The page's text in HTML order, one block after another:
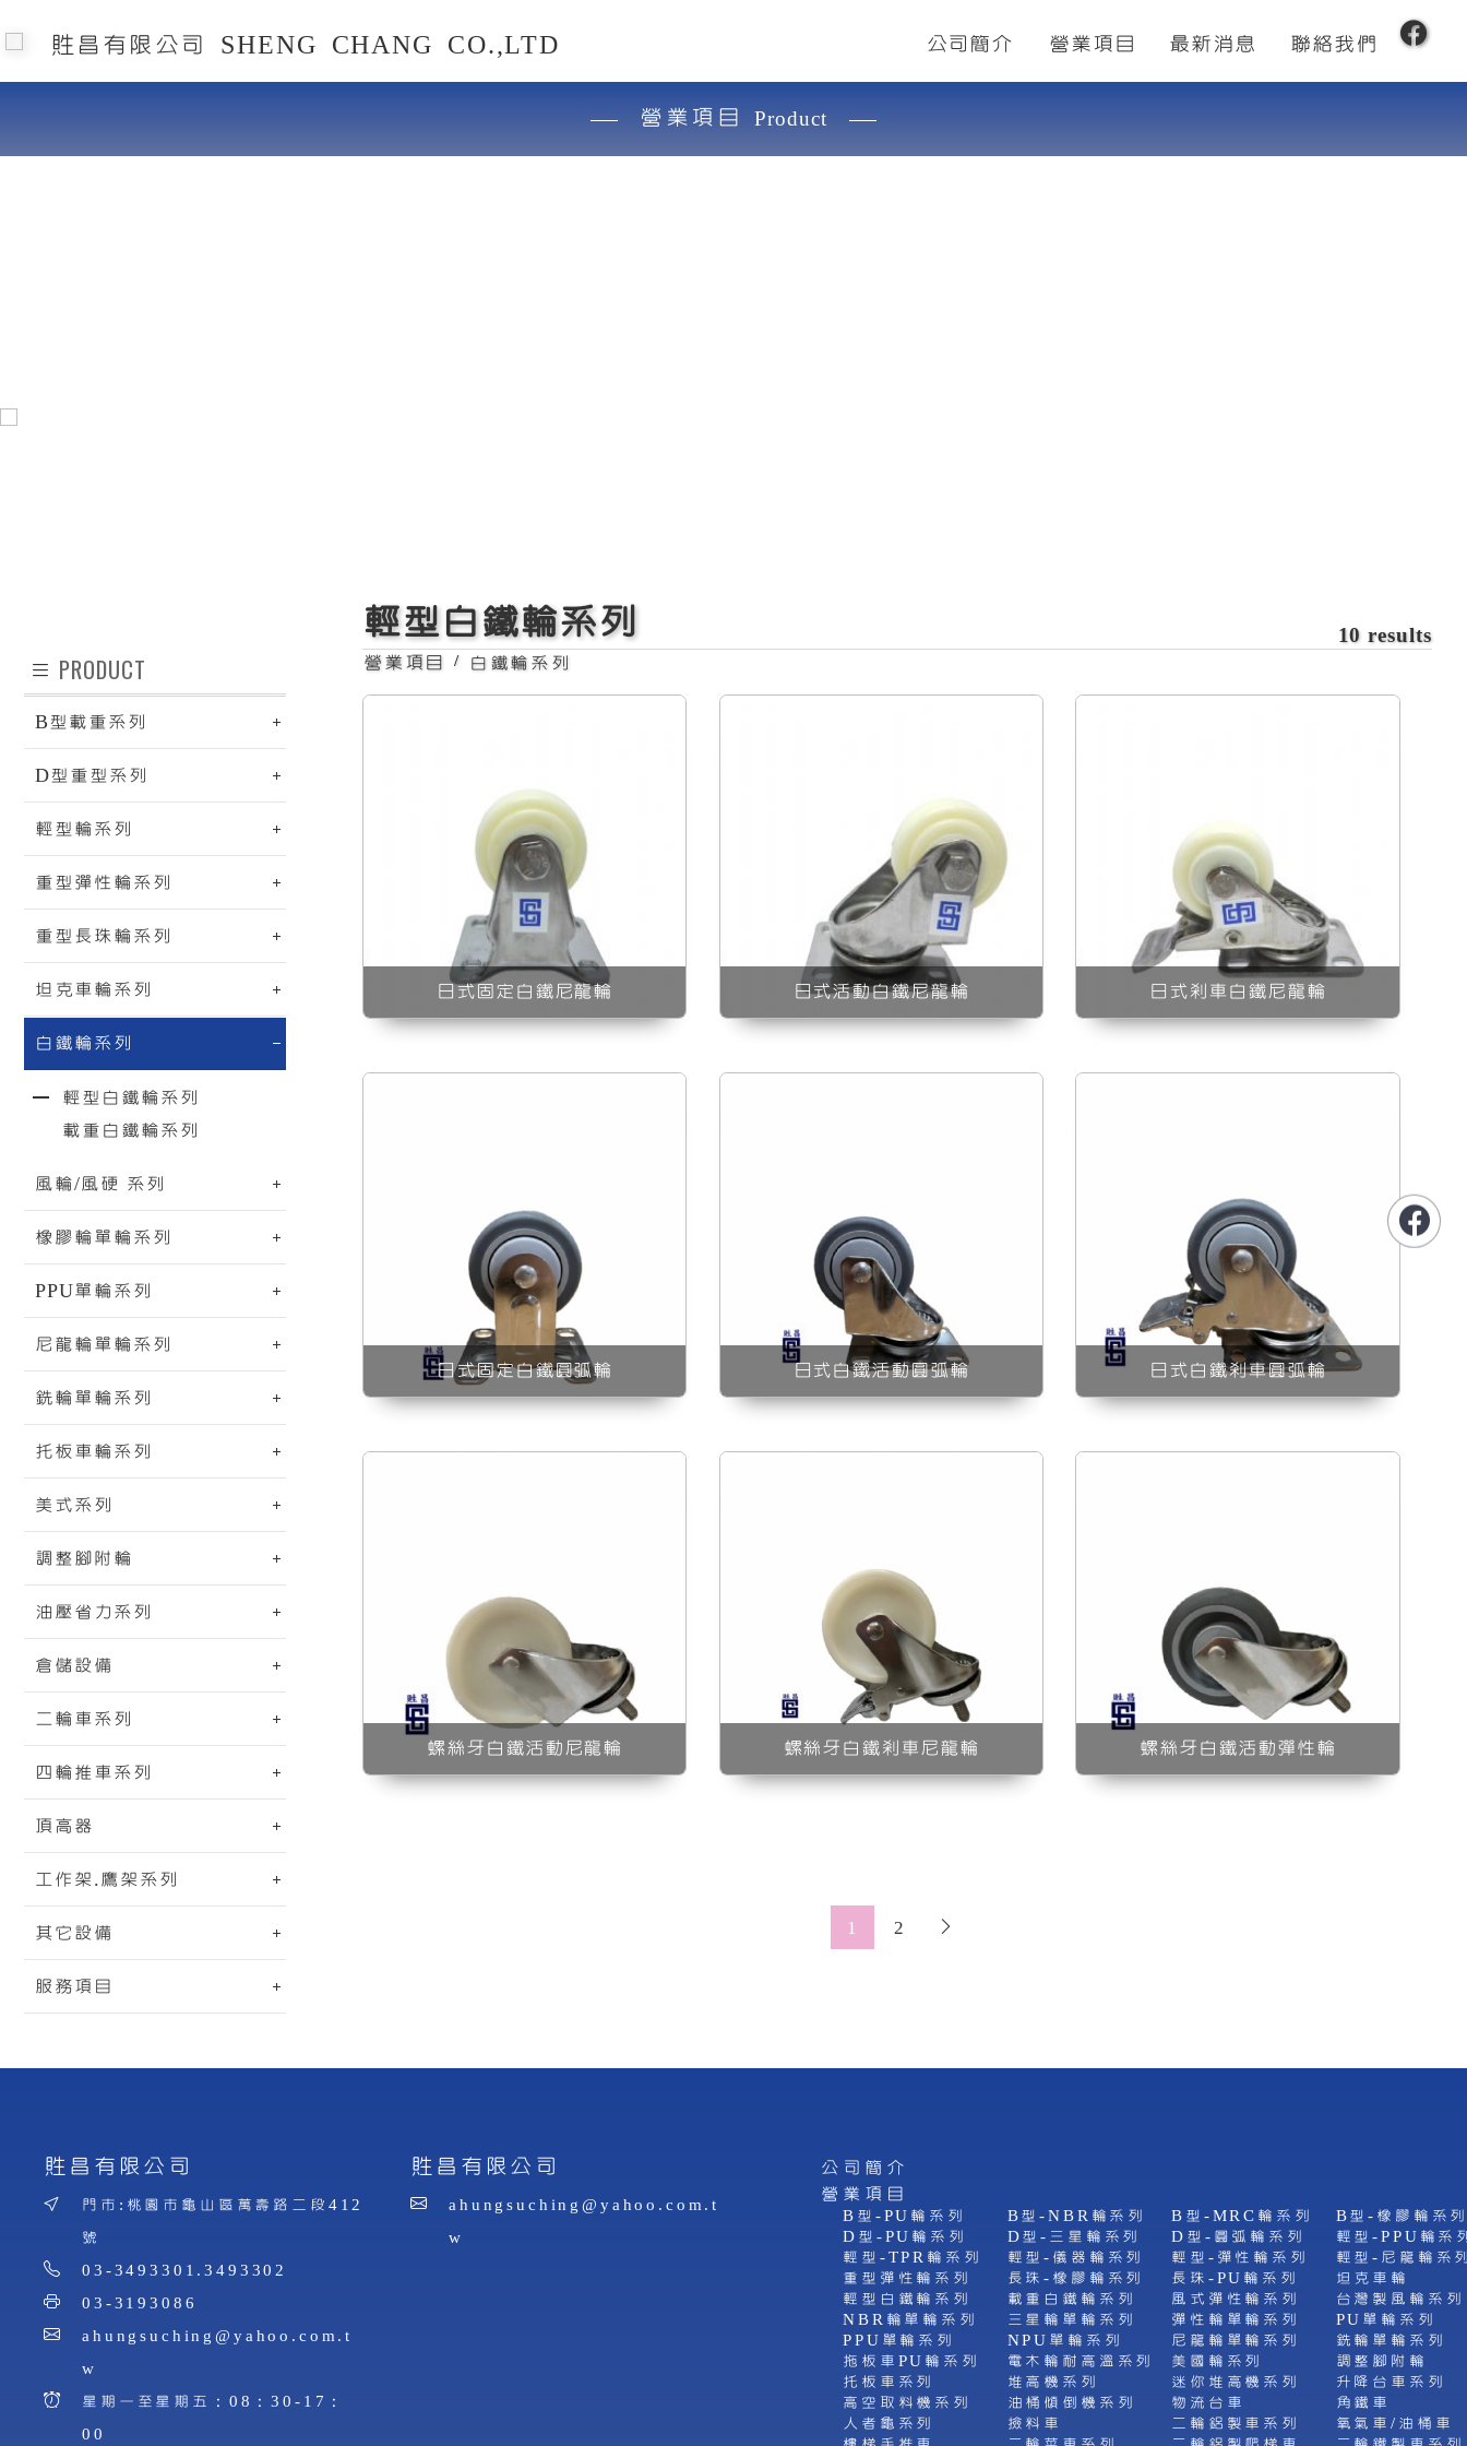
貹昌有限公司 SHENG CHANG CO.,LTD 公司簡介 營業項目 最新消息 聯絡我們
營業項目 Product
PRODUCT
B型載重系列
D型重型系列
輕型輪系列
重型彈性輪系列
重型長珠輪系列
坦克車輪系列
白鐵輪系列
輕型白鐵輪系列
載重白鐵輪系列
風輪/風硬 系列
橡膠輪單輪系列
PPU單輪系列
尼龍輪單輪系列
銑輪單輪系列
托板車輪系列
美式系列
調整腳附輪
油壓省力系列
倉儲設備
二輪車系列
四輪推車系列
頂高器
工作架.鷹架系列
其它設備
服務項目
輕型白鐵輪系列
10 results
營業項目
/ 白鐵輪系列
日式固定白鐵尼龍輪 日式活動白鐵尼龍輪 日式剎車白鐵尼龍輪
日式固定白鐵圓弧輪
日式固定白鐵圓弧輪
日式白鐵活動圓弧輪
日式白鐵活動圓弧輪
日式白鐵剎車圓弧輪
日式白鐵剎車圓弧輪
螺絲牙白鐵活動尼龍輪
螺絲牙白鐵活動尼龍輪
螺絲牙白鐵剎車尼龍輪
螺絲牙白鐵剎車尼龍輪
螺絲牙白鐵活動彈性輪
螺絲牙白鐵活動彈性輪
1 2
貹昌有限公司
門市:桃園市龜山區萬壽路二段412
號
03-3493301.3493302
03-3193086
ahungsuching@yahoo.com.t
w
星期一至星期五：08：30-17：
00
貹昌有限公司
ahungsuching@yahoo.com.t
w
公司簡介
營業項目
B型-PU輪系列 B型-NBR輪系列 B型-MRC輪系列
B型-橡膠輪系
D型-PU輪系列
D型-三星輪系列 D型-圓弧輪系列
輕型-PPU輪系
輕型-TPR輪系列
輕型-儀器輪系列 輕型-彈性輪系列
輕型-尼龍輪系
重型彈性輪系列
長珠-橡膠輪系列 長珠-PU輪系列
坦克車輪
輕型白鐵輪系列
載重白鐵輪系列 風式彈性輪系列
台灣製風輪系列
NBR輪單輪系列
三星輪單輪系列 彈性輪單輪系列
PU單輪系列
PPU單輪系列
NPU單輪系列 尼龍輪單輪系列
銑輪單輪系列
拖板車PU輪系列
電木輪耐高溫系列 美國輪系列
調整腳附輪
托板車系列
堆高機系列 迷你堆高機系列
升降台車系列
高空取料機系列
油桶傾倒機系列 物流台車
角鐵車
人者龜系列
撿料車 二輪鋁製車系列
氧氣車/油桶車